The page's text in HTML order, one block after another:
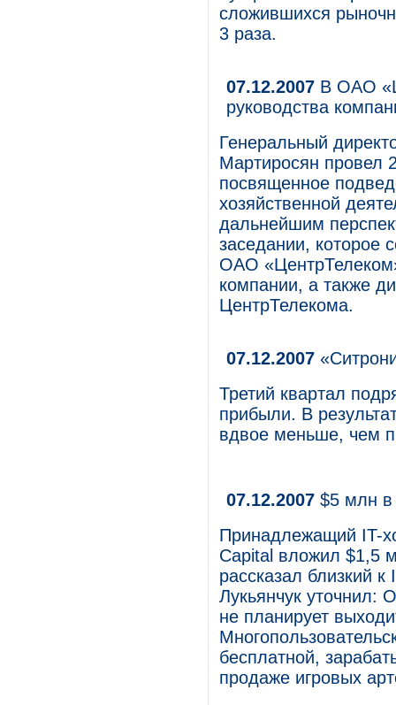
сложившихся
3 раза.
07.12.2007 В ОАО
руководства
Генеральный
Мартиросян провел
посвященное
хозяйственной
дальнейшим
заседании, которое
ОАО
компании, а также
ЦентрТелекома.
07.12.2007
Третий квартал
прибыли. В
вдвое меньше, чем
07.12.2007 $5 млн в
Принадлежащий IT-
Capital вложил $1,5
рассказал близкий
Лукьянчук уточнил:
не планирует
бесплатной,
продаже игровых